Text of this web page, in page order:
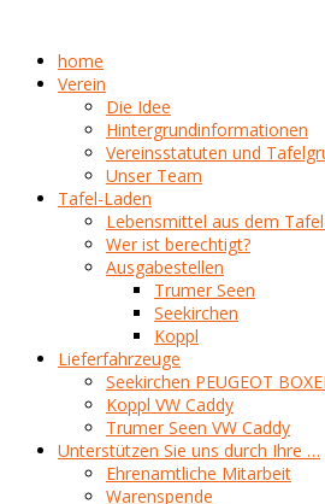
home
Verein
Die Idee
Hintergrundinformationen
Vereinsstatuten und
Unser Team
Tafel-Laden
Lebensmittel aus dem
Wer ist berechtigt?
Ausgabestellen
Trumer Seen
Seekirchen
Koppl
Lieferfahrzeuge
Seekirchen PEUGEOT
Koppl VW Caddy
Trumer Seen VW Caddy
Unterstützen Sie uns durch Ihre …
Ehrenamtliche Mitarbeit
Warenspende